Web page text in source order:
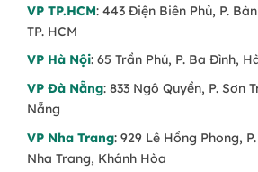
VP TP.HCM: 443 Điện Biên Phủ, P.
TP. HCM
VP Hà Nội: 65 Trần Phú, P. Ba Đình,
VP Đà Nẵng: 833 Ngô Quyền, P. Sơn
Nẵng
VP Nha Trang: 929 Lê Hồng Phong,
Nha Trang, Khánh Hòa